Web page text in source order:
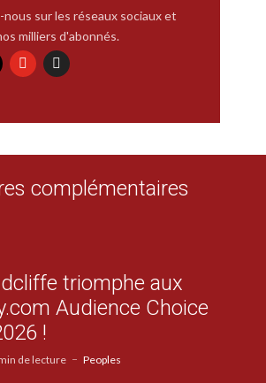
sur les réseaux sociaux et
milliers d'abonnés.
complémentaires
triomphe aux
Audience Choice
!
de lecture Peoples